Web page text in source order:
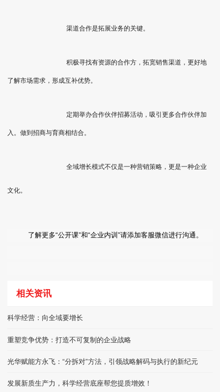
渠道合作是拓展业务的关键。
积极寻找有资源的合作方，拓宽销售渠道，更好地
了解市场需求，形成互补优势。
定期举办合作伙伴招募活动，吸引更多合作伙伴加
入。做到招商与育商相结合。
全域增长模式不仅是一种营销策略，更是一种企业
文化。
了解更多“公开课”和“企业内训”请添加客服微信进行沟通。
相关资讯
科学经营：向全域要增长
重塑竞争优势：打造不可复制的企业战略
光华赋能方永飞：“分拆对”方法，引领战略解码与执行的新纪元
发展新质生产力，科学经营底座帮您提质增效！